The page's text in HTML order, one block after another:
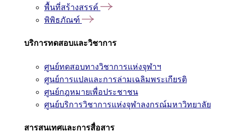
พื้นที่สร้างสรรค์
พิพิธภัณฑ์
บริการทดสอบและวิชาการ
ศูนย์ทดสอบทางวิชาการแห่งจุฬาฯ
ศูนย์การแปลและการล่ามเฉลิมพระเกียรติ
ศูนย์กฎหมายเพื่อประชาชน
ศูนย์บริการวิชาการแห่งจุฬาลงกรณ์มหาวิทยาลัย
สารสนเทศและการสื่อสาร